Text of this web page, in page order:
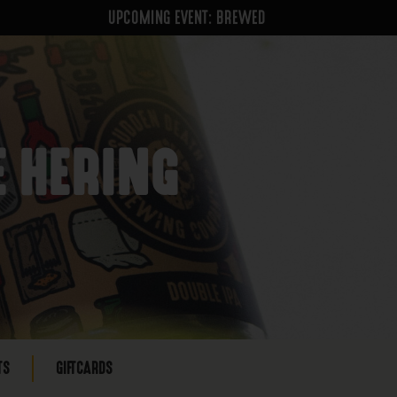
UPCOMING EVENT: BREWED
HERING
GIFTCARDS